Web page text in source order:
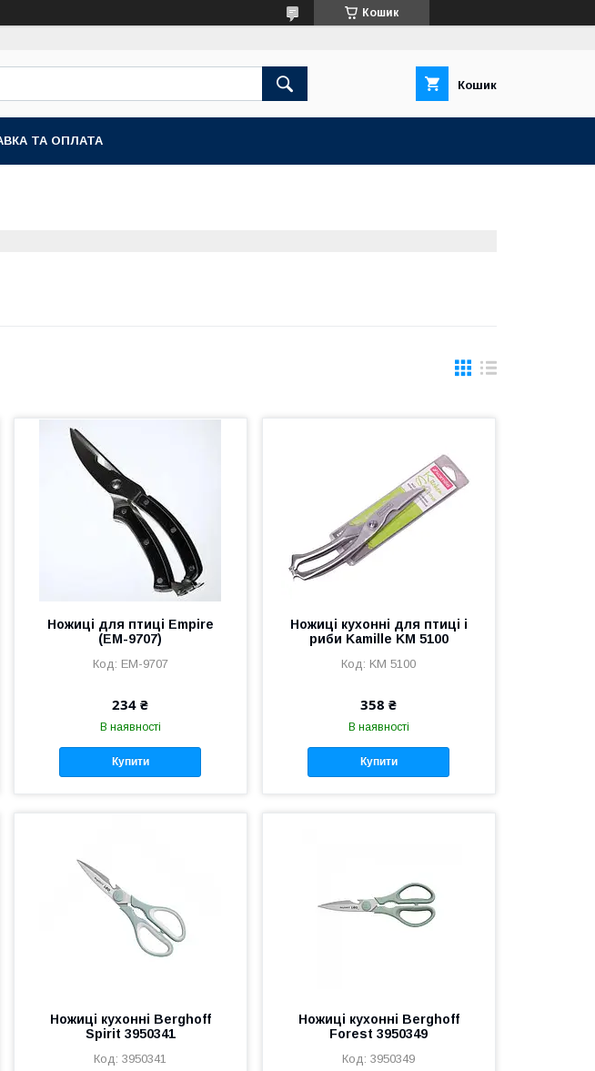
Кошик
Кошик
ТА ОПЛАТА
Ножиці для птиці Empire
(EM-9707)
EM-9707
234 ₴
В наявності
Купити
Ножиці кухонні для птиці і
риби Kamille KM 5100
KM 5100
358 ₴
В наявності
Купити
Ножиці кухонні Berghoff
Spirit 3950341
3950341
Ножиці кухонні Berghoff
Forest 3950349
3950349